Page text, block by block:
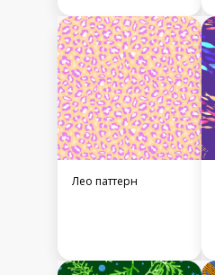
Лео паттерн